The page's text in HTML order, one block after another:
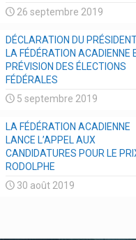
26 septembre 2019
DÉCLARATION DU
LA FÉDÉRATION ACADIENNE
PRÉVISION DES ÉLECTIONS
FÉDÉRALES
5 septembre 2019
LA FÉDÉRATION ACADIENNE
LANCE L’APPEL AUX
CANDIDATURES POUR LE
RODOLPHE
30 août 2019